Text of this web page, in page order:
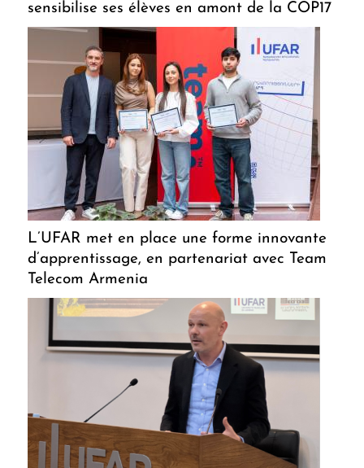
sensibilise ses élèves en amont de la COP17
L’UFAR met en place une forme innovante
d’apprentissage, en partenariat avec Team
Telecom Armenia